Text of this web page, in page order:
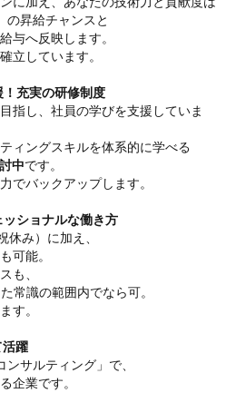
の昇給チャンスと
与へ反映します。
立しています。
充実の研修制度
指し、社員の学びを支援していま
ィングスキルを体系的に学べる
中です。
でバックアップします。
ショナルな働き方
休み）に加え、
可能。
も、
常識の範囲内でなら可。
す。
活躍
サルティング」で、
企業です。